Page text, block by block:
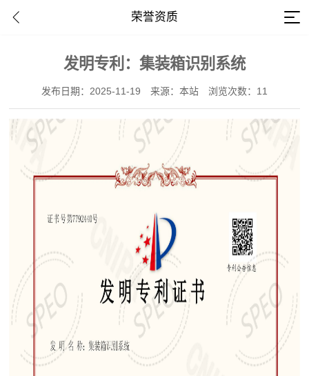
荣誉资质
发明专利：集装箱识别系统
发布日期：2025-11-19 来源：本站 浏览次数：11